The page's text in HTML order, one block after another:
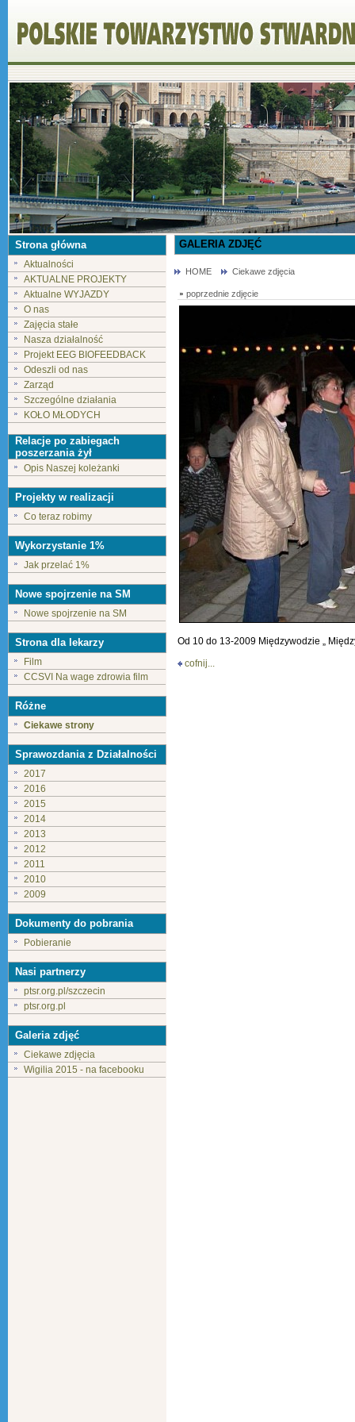
Strona główna
Aktualności
AKTUALNE PROJEKTY
Aktualne WYJAZDY
O nas
Zajęcia stałe
Nasza działalność
Projekt EEG BIOFEEDBACK
Odeszli od nas
Zarząd
Szczególne działania
KOŁO MŁODYCH
Relacje po zabiegach
poszerzania żył
Opis Naszej koleżanki
Projekty w realizacji
Co teraz robimy
Wykorzystanie 1%
Jak przelać 1%
Nowe spojrzenie na SM
Nowe spojrzenie na SM
Strona dla lekarzy
Film
CCSVI Na wage zdrowia film
Różne
Ciekawe strony
Sprawozdania z Działalności
2017
2016
2015
2014
2013
2012
2011
2010
2009
Dokumenty do pobrania
Pobieranie
Nasi partnerzy
ptsr.org.pl/szczecin
ptsr.org.pl
Galeria zdjęć
Ciekawe zdjęcia
Wigilia 2015 - na facebooku
GALERIA ZDJĘĆ
HOME Ciekawe zdjęcia
poprzednie zdjęcie
Od 10 do 13-2009 Międzywodzie „
cofnij...